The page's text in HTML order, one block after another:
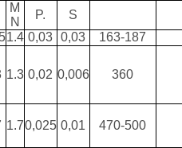
M
N
P.
S
1.4 0,03 0,03
163-187
1.3 0,02 0,006 360
1.70,025 0,01 470-500